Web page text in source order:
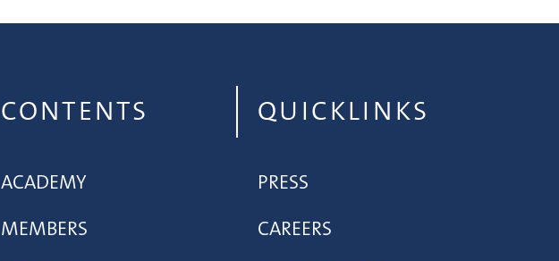
CONTENTS
ACADEMY
MEMBERS
QUICKLINKS
PRESS
CAREERS